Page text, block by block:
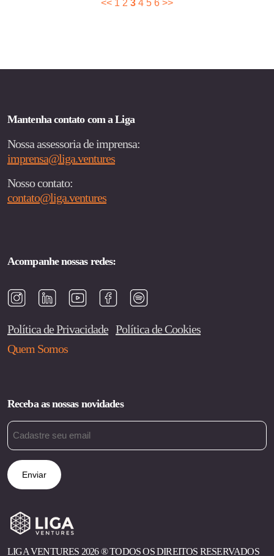
Paginação
<< 1 2 3 4 5 6 >>
Mantenha contato com a Liga
Nossa assessoria de imprensa:
imprensa@liga.ventures
Nosso contato:
contato@liga.ventures
Acompanhe nossas redes:
Política de Privacidade Política de Cookies
Quem Somos
Receba as nossas novidades
Email
LIGA VENTURES 2026 ®︎ TODOS OS DIREITOS RESERVADOS